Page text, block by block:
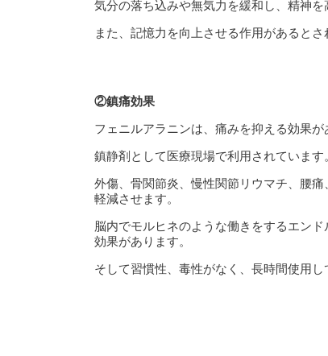
気分の落ち込みや無気力を緩和し、精神
また、記憶力を向上させる作用があるとさ
②鎮痛効果
フェニルアラニンは、痛みを抑える効果
鎮静剤として医療現場で利用されています
外傷、骨関節炎、慢性関節リウマチ、腰
軽減させます。
脳内でモルヒネのような働きをするエン
効果があります。
そして習慣性、毒性がなく、長時間使用